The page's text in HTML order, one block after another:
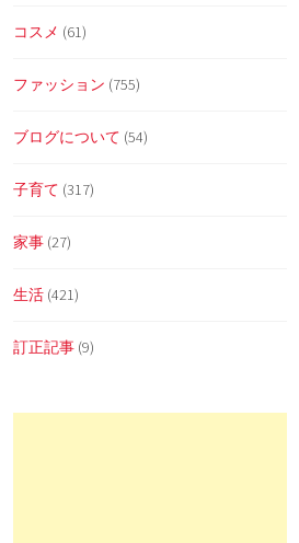
コスメ (61)
ファッション (755)
ブログについて (54)
子育て (317)
家事 (27)
生活 (421)
訂正記事 (9)